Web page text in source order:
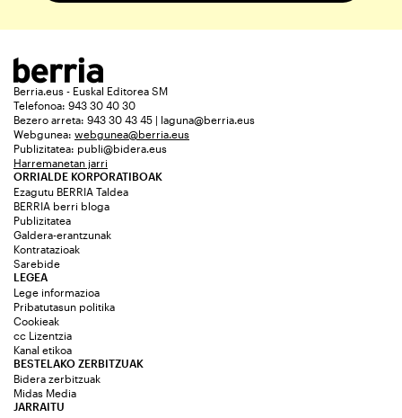
Berria.eus - Euskal Editorea SM
Telefonoa: 943 30 40 30
Bezero arreta: 943 30 43 45 | laguna@berria.eus
Webgunea: webgunea@berria.eus
Publizitatea: publi@bidera.eus
Harremanetan jarri
ORRIALDE KORPORATIBOAK
Ezagutu BERRIA Taldea
BERRIA berri bloga
Publizitatea
Galdera-erantzunak
Kontratazioak
Sarebide
JARRAITU
LEGEA
Lege informazioa
Pribatutasun politika
Cookieak
cc Lizentzia
Kanal etikoa
BESTELAKO ZERBITZUAK
Bidera zerbitzuak
Midas Media